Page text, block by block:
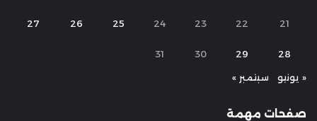
21
22
23
24
25
26
27
28
29
30
31
« يونيو سبتمبر »
صفحات مهمة